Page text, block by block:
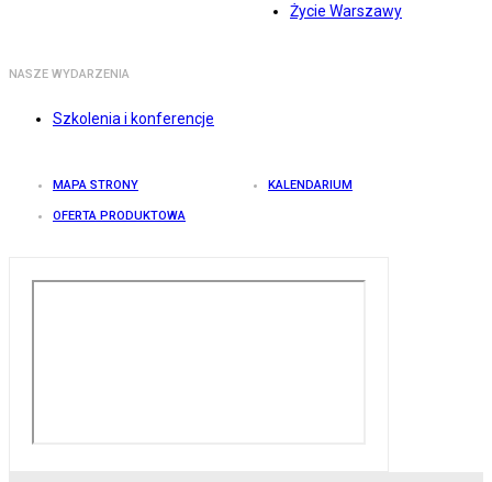
Życie Warszawy
NASZE WYDARZENIA
Szkolenia i konferencje
MAPA STRONY KALENDARIUM
OFERTA PRODUKTOWA